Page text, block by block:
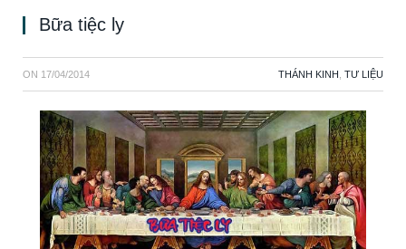
Bữa tiệc ly
ON 17/04/2014 THÁNH KINH TƯ LIỆU